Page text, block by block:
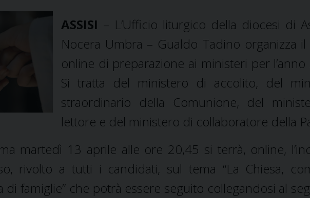
ASSISI – L’Ufficio liturgico della diocesi di
Nocera Umbra – Gualdo Tadino organizza
online di preparazione ai ministeri per l’anno
Si tratta del ministero di accolito, del
straordinario della Comunione, del
lettore e del ministero di collaboratore della
martedì 13 aprile alle ore 20,45 si terrà, online,
rivolto a tutti i candidati, sul tema “La Chiesa,
di famiglie” che potrà essere seguito collegandosi al